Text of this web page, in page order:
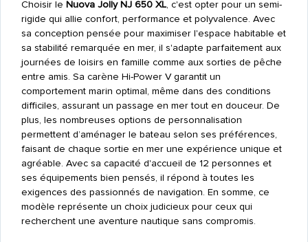
Choisir le Nuova Jolly NJ 650 XL, c'est opter pour un semi-
rigide qui allie confort, performance et polyvalence. Avec
sa conception pensée pour maximiser l'espace habitable et
sa stabilité remarquée en mer, il s'adapte parfaitement aux
journées de loisirs en famille comme aux sorties de pêche
entre amis. Sa carène Hi-Power V garantit un
comportement marin optimal, même dans des conditions
difficiles, assurant un passage en mer tout en douceur. De
plus, les nombreuses options de personnalisation
permettent d’aménager le bateau selon ses préférences,
faisant de chaque sortie en mer une expérience unique et
agréable. Avec sa capacité d'accueil de 12 personnes et
ses équipements bien pensés, il répond à toutes les
exigences des passionnés de navigation. En somme, ce
modèle représente un choix judicieux pour ceux qui
recherchent une aventure nautique sans compromis.